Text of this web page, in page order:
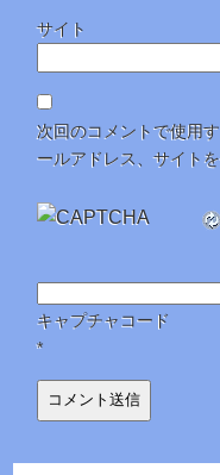
サイト
次回のコメントで使用
ールアドレス、サイトを
キャプチャコード
*